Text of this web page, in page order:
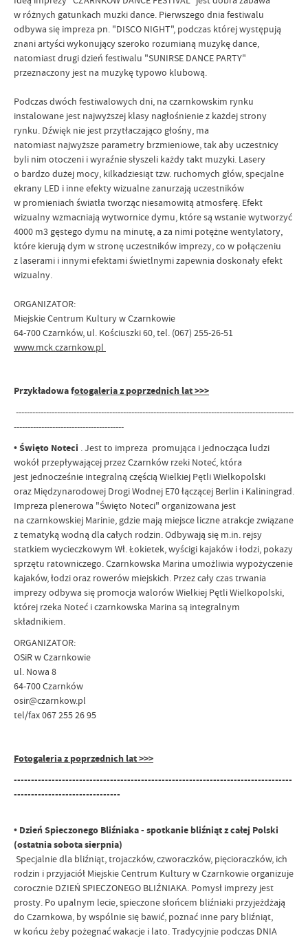
w różnych gatunkach muzki dance. Pierwszego dnia festiwalu
odbywa się impreza pn. "DISCO NIGHT", podczas której występują
znani artyści wykonujący szeroko rozumianą muzykę dance,
natomiast drugi dzień festiwalu "SUNIRSE DANCE PARTY"
przeznaczony jest na muzykę typowo klubową.
Podczas dwóch festiwalowych dni, na czarnkowskim rynku
instalowane jest najwyższej klasy nagłośnienie z każdej strony
rynku. Dźwięk nie jest przytłaczająco głośny, ma
natomiast najwyższe parametry brzmieniowe, tak aby uczestnicy
byli nim otoczeni i wyraźnie słyszeli każdy takt muzyki. Lasery
o bardzo dużej mocy, kilkadziesiąt tzw. ruchomych głów, specjalne
ekrany LED i inne efektywizualne zanurzają uczestników
w promieniach światła tworząc niesamowitą atmosferę. Efekt
wizualnywzmacniają wytwornice dymu, które są wstanie wytworzyć
4000 m3 gęstego dymu na minutę, a za nimi potężne wentylatory,
które kierują dym w stronę uczestników imprezy, co w połączeniu
z laserami i innymi efektami świetlnymi zapewnia doskonały efekt
wizualny.
ORGANIZATOR:
Miejskie Centrum Kultury w Czarnkowie
64-700 Czarnków, ul. Kościuszki 60, tel. (067) 255-26-51
www.mck.czarnkow.pl
Przykładowa fotogaleria z poprzednich lat>>>
-----------------------------------------------------------------------------------------------------
----------------------------------------
•Święto Noteci .Jest to impreza promująca i jednocząca ludzi
wokół przepływającej przez Czarnków rzeki Noteć, która
jest jednocześnie integralną częścią Wielkiej Pętli Wielkopolski
oraz Międzynarodowej Drogi Wodnej E70 łączącej Berlin i Kaliningrad.
Impreza plenerowa "Święto Noteci" organizowana jest
na czarnkowskiej Marinie, gdzie mają miejsce liczne atrakcje związane
ztematyką wodną dla całych rodzin. Odbywają się m.in. rejsy
statkiem wycieczkowym Wł. Łokietek, wyścigi kajaków iłodzi, pokazy
sprzętu ratowniczego. Czarnkowska Marina umożliwia wypożyczenie
kajaków, łodzi oraz rowerów miejskich. Przez cały czas trwania
imprezy odbywa się promocja walorów Wielkiej Pętli Wielkopolski,
której rzeka Noteć i czarnkowska Marina są integralnym
składnikiem.
ORGANIZATOR:
OSiR w Czarnkowie
ul. Nowa 8
64-700 Czarnków
osir@czarnkow.pl
tel/fax 067 255 26 95
Fotogaleria z poprzednich lat >>>
---------------------------------------------------------------------------------
-------------------------------
• Dzień Spieczonego Bliźniaka - spotkanie bliźniąt z całej Polski
(ostatnia sobota sierpnia)
Specjalnie dla bliźniąt, trojaczków, czworaczków, pięcioraczków, ich
rodzin i przyjaciół Miejskie Centrum Kultury w Czarnkowie organizuje
corocznie DZIEŃ SPIECZONEGO BLIŹNIAKA. Pomysł imprezy jest
prosty. Po upalnym lecie, spieczone słońcem bliźniaki przyjeżdżają
do Czarnkowa, by wspólnie się bawić, poznać inne pary bliźniąt,
w końcu żeby pożegnać wakacje i lato. Tradycyjnie podczas DNIA